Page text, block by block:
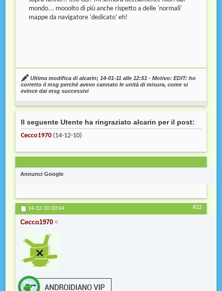
mondo... mooolto di più anche rispetto a delle 'normali'
mappe da navigatore 'dedicato' eh!
Ultima modifica di alcarin; 14-01-11 alle12:51 - Motivo: EDIT: ho
corretto il msg perchè avevo cannato le unità di misura, come si
evince dai msg successivi
Il seguente Utente ha ringraziato alcarin per il post:
Cecco1970 (14-12-10)
Annunci Google
14-12-1000:04 #22
Cecco1970